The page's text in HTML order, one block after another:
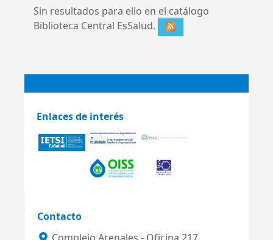
Sin resultados para ello en el catálogo
Biblioteca Central EsSalud.
Enlaces de interés
Contacto